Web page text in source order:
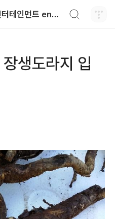
와일드진생WG엔터테인먼트 entertainment
생도라지 입